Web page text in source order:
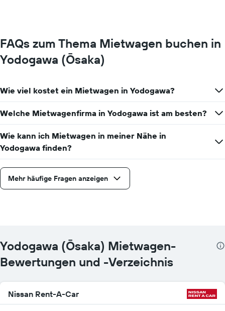
FAQs zum Thema Mietwagen buchen in
Yodogawa (Ōsaka)
Wie viel kostet ein Mietwagen in Yodogawa?
Welche Mietwagenfirma in Yodogawa ist am besten?
Wie kann ich Mietwagen in meiner Nähe in
Yodogawa finden?
Mehr häufige Fragen anzeigen
Yodogawa (Ōsaka) Mietwagen-
Bewertungen und -Verzeichnis
Nissan Rent-A-Car